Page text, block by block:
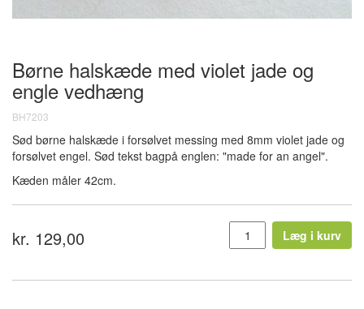
Børne halskæde med violet jade og
engle vedhæng
BH7203
Sød børne halskæde i forsølvet messing med 8mm violet jade og
forsølvet engel. Sød tekst bagpå englen: "made for an angel".
Kæden måler 42cm.
kr. 129,00 Læg i kurv